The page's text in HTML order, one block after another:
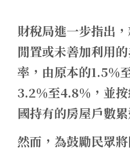
財稅局進一步指出
閒置或未善加利用
率，由原本的1.5％
3.2％至4.8％，並
國持有的房屋戶數累
然而，為鼓勵民眾